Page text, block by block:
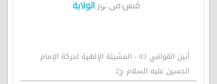
أنين القوافي 03 - المشيئة الإلهية لحركة الإمام
الحسين عليه السلام ج2